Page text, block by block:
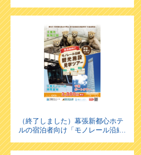
（終了しました）幕張新都心ホテ
ルの宿泊者向け「モノレール沿線
す！